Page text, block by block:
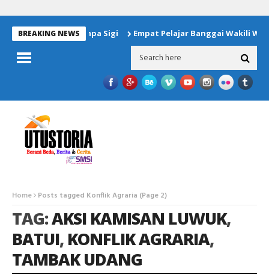
BREAKING NEWS
Untuk Korban Gempa Sigi Empat Pelajar Banggai Wakili
Home Posts tagged Konflik Agraria (Page 2)
TAG:AKSI KAMISAN LUWUK,
BATUI, KONFLIK AGRARIA,
TAMBAK UDANG